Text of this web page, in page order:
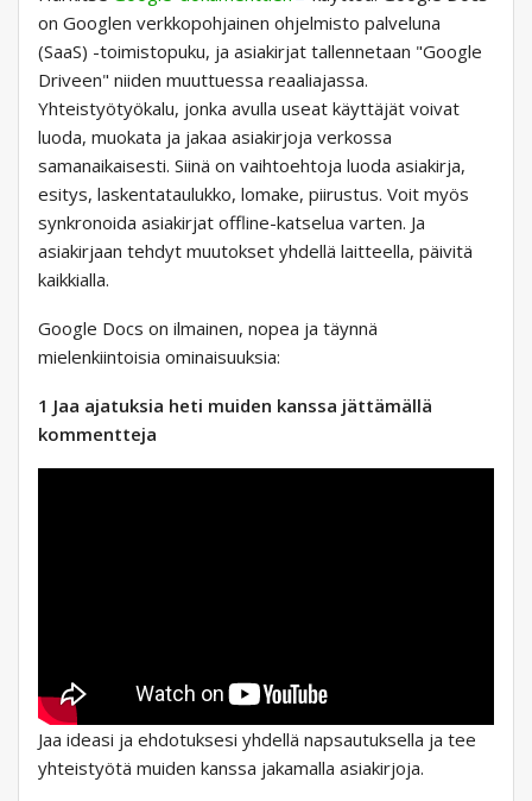
on Googlen verkkopohjainen ohjelmisto palveluna
(SaaS) -toimistopuku, ja asiakirjat tallennetaan "Google
Driveen" niiden muuttuessa reaaliajassa.
Yhteistyötyökalu, jonka avulla useat käyttäjät voivat
luoda, muokata ja jakaa asiakirjoja verkossa
samanaikaisesti. Siinä on vaihtoehtoja luoda asiakirja,
esitys, laskentataulukko, lomake, piirustus. Voit myös
synkronoida asiakirjat offline-katselua varten. Ja
asiakirjaan tehdyt muutokset yhdellä laitteella, päivitä
kaikkialla.
Google Docs on ilmainen, nopea ja täynnä
mielenkiintoisia ominaisuuksia:
1 Jaa ajatuksia heti muiden kanssa jättämällä
kommentteja
Jaa ideasi ja ehdotuksesi yhdellä napsautuksella ja tee
yhteistyötä muiden kanssa jakamalla asiakirjoja.